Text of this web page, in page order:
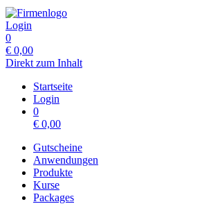
Login
0
€ 0,00
Direkt zum Inhalt
Startseite
Login
0
€ 0,00
Gutscheine
Anwendungen
Produkte
Kurse
Packages